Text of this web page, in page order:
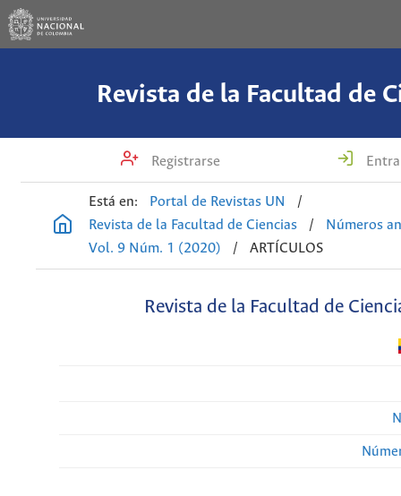
Revista de la Facultad de
Registrarse
Está en: Portal de Revistas UN
/
Revista de la Facultad de Ciencias
/
Números
Vol. 9 Núm. 1 (2020)
/ ARTÍCULOS
Revista de la Facultad de